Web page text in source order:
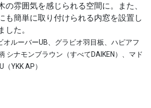
の雰囲気を感じられる空間に。また、
も簡単に取り付けられる内窓を設置し
した。
ルーバーUB、グラビオ羽目板、ハピアフ
シナモンブラウン（すべてDAIKEN）、マド
YKK AP）